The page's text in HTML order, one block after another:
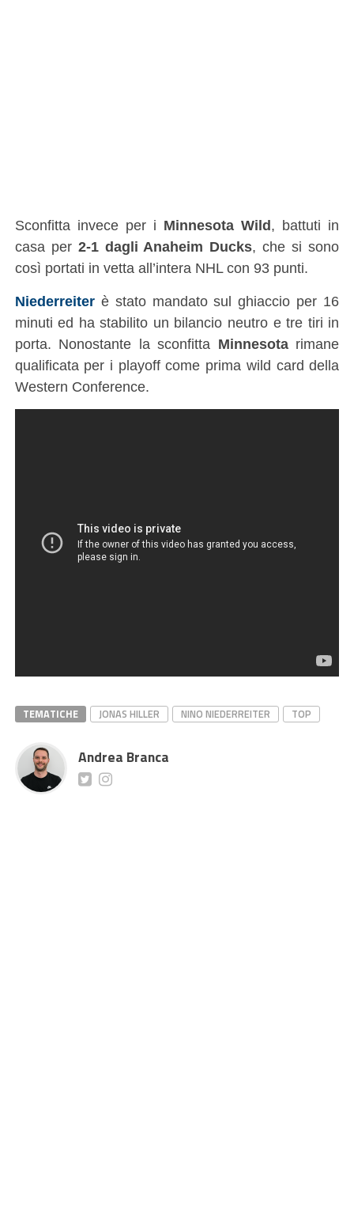
Sconfitta invece per i Minnesota Wild, battuti in
casa per 2-1 dagli Anaheim Ducks, che si sono
così portati in vetta all’intera NHL con 93 punti.
Niederreiterè stato mandato sul ghiaccio per 16
minuti ed ha stabilito un bilancio neutro e tre tiri in
porta. Nonostante la sconfitta Minnesotarimane
qualificata per i playoff come prima wild card della
Western Conference.
TEMATICHE JONAS HILLER NINO NIEDERREITER TOP
Andrea Branca